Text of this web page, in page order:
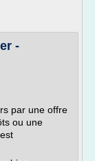
-
par une offre
ou une